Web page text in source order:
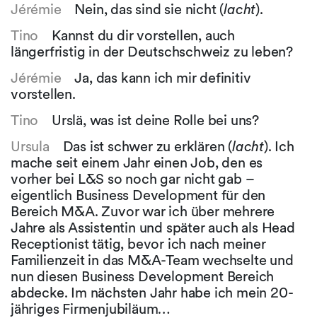
Jérémie
Nein, das sind sie nicht (lacht).
Tino
Kannst du dir vorstellen, auch
längerfristig in der Deutschschweiz zu leben?
Jérémie
Ja, das kann ich mir definitiv
vorstellen.
Tino
Urslä, was ist deine Rolle bei uns?
Ursula
Das ist schwer zu erklären (lacht). Ich
mache seit einem Jahr einen Job, den es
vorher bei L&S so noch gar nicht gab –
eigentlich Business Development für den
Bereich M&A. Zuvor war ich über mehrere
Jahre als Assistentin und später auch als Head
Receptionist tätig, bevor ich nach meiner
Familienzeit in das M&A-Team wechselte und
nun diesen Business Development Bereich
abdecke. Im nächsten Jahr habe ich mein 20-
jähriges Firmenjubiläum…